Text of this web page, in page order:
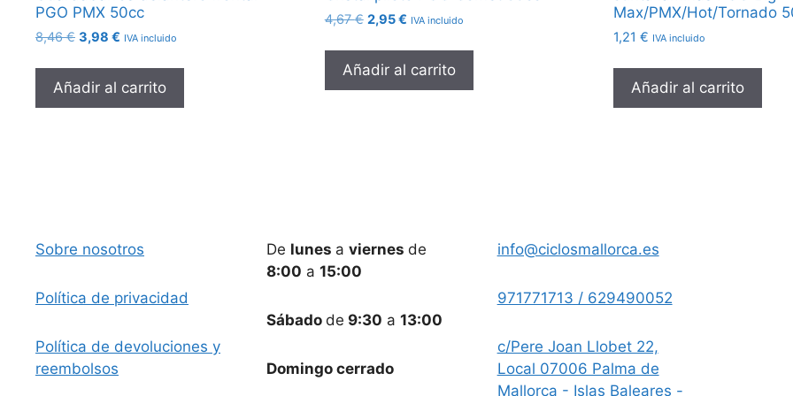
PGO PMX 50cc
8,46€ El
original
era:
8,46 €.
3,98 € El
actual
es:
3,98 €.
IVA incluido
Añadir al carrito
4,67€ El
original
era:
4,67 €.
2,95€El
actual
es:
2,95 €.
IVA incluido
Añadir al carrito
Max/PMX/Hot/Tornado
1,21€ IVA incluido
Añadir al carrito
Sobre nosotros
Política de privacidad
Política de devoluciones y
reembolsos
De lunes a viernes de
8:00 a 15:00
Sábado de 9:30 a 13:00
Domingo cerrado
info@ciclosmallorca.es
971771713 / 629490052
c/Pere Joan Llobet 22,
Local 07006 Palma de
Mallorca - Islas Baleares -